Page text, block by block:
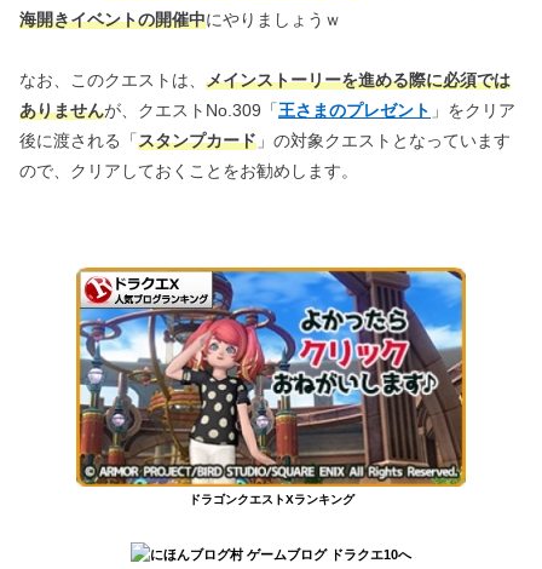
海開きイベントの開催中にやりましょうｗ
なお、このクエストは、 メインストーリーを進める際に必須では
ありませんが、クエストNo.309「王さまのプレゼント 」をクリア
後に渡される「スタンプカード 」の対象クエストとなっています
ので、クリアしておくことをお勧めします。
ドラゴンクエストXランキング